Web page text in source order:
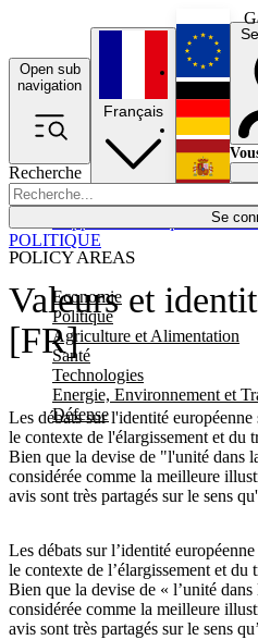
Open sub
navigation
Recherche
Se
POLICY AREAS
Economie
Politique
Agriculture et Alimentation
Santé
Technologies
Energie, Environnement et
Défense
Français
Valeurs et
[FR]
Les débats sur l'identité
le contexte de l'élargissement et du
Bien que la devise de "l'unité dans
considérée comme la meilleure
avis sont très partagés sur le sens
POLITIQUE
Les débats sur l’identité
le contexte de l’élargissement et
Bien que la devise de « l’unité
considérée comme la meilleure
avis sont très partagés sur le sens